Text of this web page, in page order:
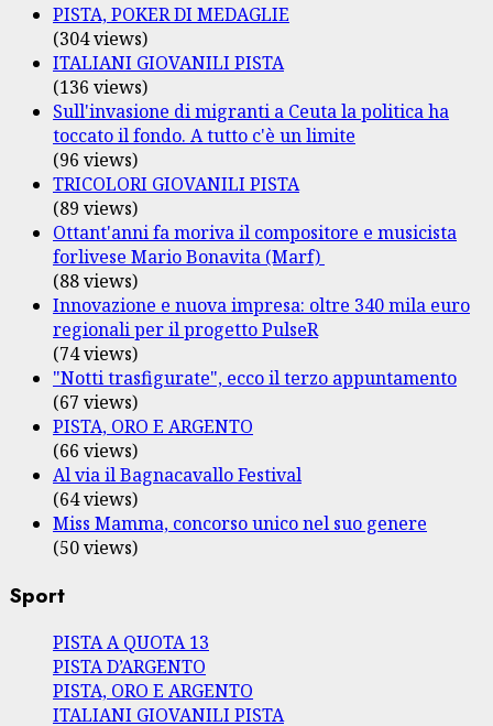
PISTA, POKER DI MEDAGLIE
(304 views)
ITALIANI GIOVANILI PISTA
(136 views)
Sull'invasione di migranti a Ceuta la politica ha
toccato il fondo. A tutto c'è un limite
(96 views)
TRICOLORI GIOVANILI PISTA
(89 views)
Ottant'anni fa moriva il compositore e musicista
forlivese Mario Bonavita (Marf)
(88 views)
Innovazione e nuova impresa: oltre 340 mila euro
regionali per il progetto PulseR
(74 views)
"Notti trasfigurate", ecco il terzo appuntamento
(67 views)
PISTA, ORO E ARGENTO
(66 views)
Al via il Bagnacavallo Festival
(64 views)
Miss Mamma, concorso unico nel suo genere
(50 views)
Sport
PISTA A QUOTA 13
PISTA D’ARGENTO
PISTA, ORO E ARGENTO
ITALIANI GIOVANILI PISTA